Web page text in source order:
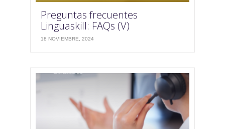
Preguntas frecuentes
Linguaskill: FAQs (V)
18 NOVIEMBRE, 2024